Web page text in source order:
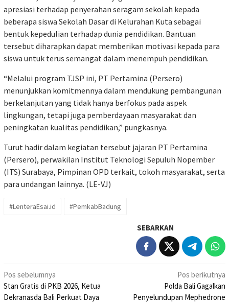
apresiasi terhadap penyerahan seragam sekolah kepada
beberapa siswa Sekolah Dasar di Kelurahan Kuta sebagai
bentuk kepedulian terhadap dunia pendidikan. Bantuan
tersebut diharapkan dapat memberikan motivasi kepada para
siswa untuk terus semangat dalam menempuh pendidikan.
“Melalui program TJSP ini, PT Pertamina (Persero)
menunjukkan komitmennya dalam mendukung pembangunan
berkelanjutan yang tidak hanya berfokus pada aspek
lingkungan, tetapi juga pemberdayaan masyarakat dan
peningkatan kualitas pendidikan,” pungkasnya.
Turut hadir dalam kegiatan tersebut jajaran PT Pertamina
(Persero), perwakilan Institut Teknologi Sepuluh Nopember
(ITS) Surabaya, Pimpinan OPD terkait, tokoh masyarakat, serta
para undangan lainnya. (LE-VJ)
#LenteraEsai.id #PemkabBadung
SEBARKAN
Navigasi
pos
Pos sebelumnya
Stan Gratis di PKB 2026, Ketua
Dekranasda Bali Perkuat Daya
Pos berikutnya
Polda Bali Gagalkan
Penyelundupan Mephedrone